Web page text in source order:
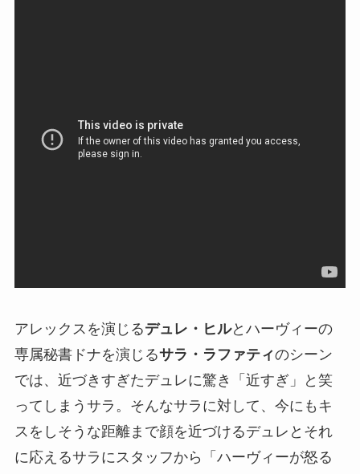
アレックスを演じるデュレ・ヒルとハーヴィーの
専属秘書ドナを演じるサラ・ラファティのシーン
では、近づきすぎたデュレに驚き「近すぎ」と笑
ってしまうサラ。そんなサラに対して、今にもキ
スをしそうな距離まで顔を近づけるデュレとそれ
に応えるサラにスタッフから「ハーヴィーが怒る